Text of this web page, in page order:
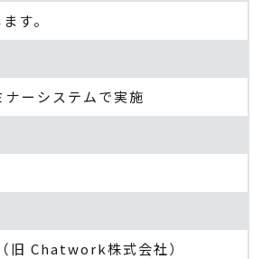
す。
ーシステムで実施
Chatwork株式会社）